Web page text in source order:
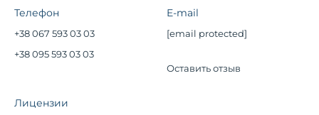
Телефон
+38 067 593 03 03
+38 095 593 03 03
E-mail
[email protected]
Оставить отзыв
Лицензии